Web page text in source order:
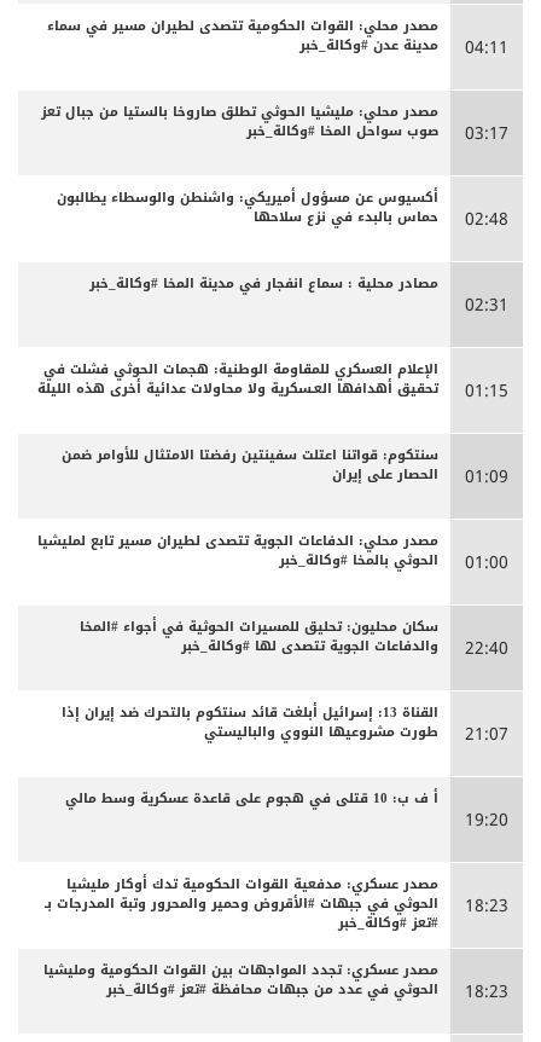
04:11
مصدر محلي: القوات الحكومية تتصدى لطيران مسير في سماء
مدينة عدن #وكالة_خبر
03:17
مصدر محلي: مليشيا الحوثي تطلق صاروخا بالستيا من جبال تعز
صوب سواحل المخا #وكالة_خبر
02:48
أكسيوس عن مسؤول أميريكي: واشنطن والوسطاء يطالبون
حماس بالبدء في نزع سلاحها
02:31
مصادر محلية : سماع انفجار في مدينة المخا #وكالة_خبر
01:15
الإعلام العسكري للمقاومة الوطنية: هجمات الحوثي فشلت في
تحقيق أهدافها العـسكرية ولا محاولات عدائية أخرى هذه الليلة
01:09
سنتكوم: قواتنا اعتلت سفينتين رفضتا الامتثال للأوامر ضمن
الحصار على إيران
01:00
مصدر محلي: الدفاعات الجوية تتصدى لطيران مسير تابع لمليشيا
الحوثي بالمخا #وكالة_خبر
22:40
سكان محليون: تحليق للمسيرات الحوثية في أجواء #المخا
والدفاعات الجوية تتصدى لها #وكالة_خبر
21:07
القناة 13: إسرائيل أبلغت قائد سنتكوم بالتحرك ضد إيران إذا
طورت مشروعيها النووي والباليستي
19:20
أ ف ب: 10 قتلى في هجوم على قاعدة عسكرية وسط مالي
18:23
مصدر عسكري: مدفعية القوات الحكومية تدك أوكار مليشيا
الحوثي في جبهات #الأقروض وحمير والمحرور وتبة المدرجات بـ
#تعز #وكالة_خبر
18:23
مصدر عسكري: تجدد المواجهات بين القوات الحكومية ومليشيا
الحوثي في عدد من جبهات محافظة #تعز #وكالة_خبر